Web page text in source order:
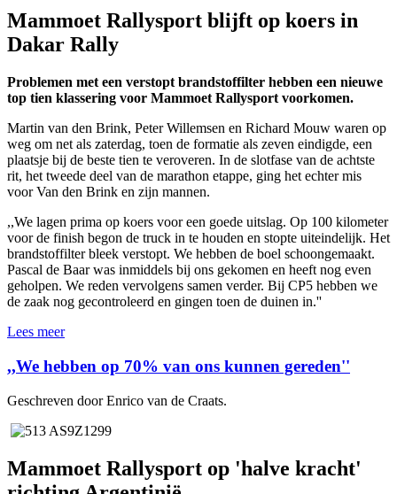
Mammoet Rallysport blijft op koers in
Dakar Rally
Problemen met een verstopt brandstoffilter hebben een nieuwe
top tien klassering voor Mammoet Rallysport voorkomen.
Martin van den Brink, Peter Willemsen en Richard Mouw waren op
weg om net als zaterdag, toen de formatie als zeven eindigde, een
plaatsje bij de beste tien te veroveren. In de slotfase van de achtste
rit, het tweede deel van de marathon etappe, ging het echter mis
voor Van den Brink en zijn mannen.
,,We lagen prima op koers voor een goede uitslag. Op 100 kilometer
voor de finish begon de truck in te houden en stopte uiteindelijk. Het
brandstoffilter bleek verstopt. We hebben de boel schoongemaakt.
Pascal de Baar was inmiddels bij ons gekomen en heeft nog even
geholpen. We reden vervolgens samen verder. Bij CP5 hebben we
de zaak nog gecontroleerd en gingen toen de duinen in.''
Lees meer
,,We hebben op 70% van ons kunnen gereden''
Geschreven door Enrico van de Craats.
Mammoet Rallysport op 'halve kracht'